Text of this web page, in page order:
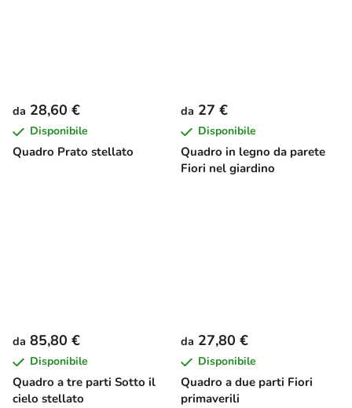
Quadro Prato stellato
da 28,60 €
Disponibile
Quadro in legno da parete
Fiori nel giardino
da 27 €
Disponibile
Quadro a tre parti Sotto il
cielo stellato
da 85,80 €
Disponibile
Quadro a due parti Fiori
primaverili
da 27,80 €
Disponibile